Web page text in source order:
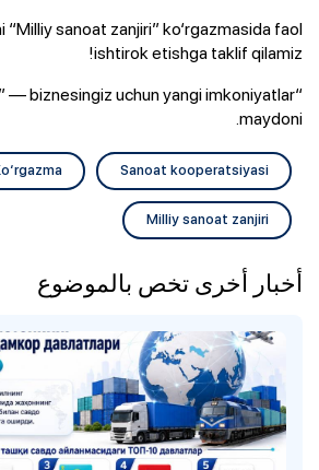
sanoat zanjiri” ko‘rgazmasida faol
ishtirok etishga taklif qilamiz!
— biznesingiz uchun yangi imkoniyatlar
maydoni.
Sanoat kooperatsiyasi
Milliy sanoat zanjiri
أخبار أخرى تخص بالموضوع